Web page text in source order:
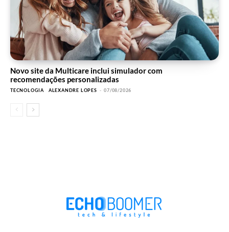
Novo site da Multicare inclui simulador com
recomendações personalizadas
TECNOLOGIA ALEXANDRE LOPES - 07/08/2026